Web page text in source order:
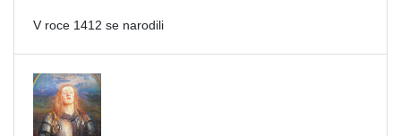
V roce 1412 se narodili